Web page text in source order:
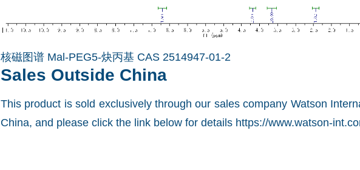
核磁图谱 Mal-PEG5-炔丙基 CAS 2514947-01-2
Sales Outside China
This product is sold exclusively through our sales company Watson
China, and please click the link below for details https://www.watson-